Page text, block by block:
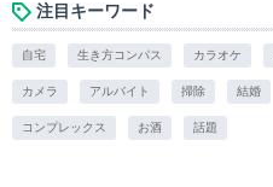
注目キーワード
自宅 生き方コンパス カラオケ
カメラ アルバイト 掃除 結婚
コンプレックス お酒 話題